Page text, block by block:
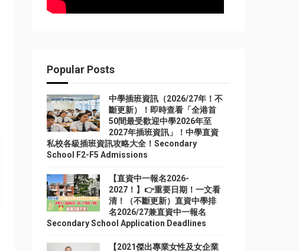
Popular Posts
中學插班資訊（2026/27年！不
斷更新）！即時查看「全港首
50間最受歡迎中學2026年至
2027年插班資訊」！中學直資
私校各級插班資訊攻略大全！Secondary
School F2-F5 Admissions
【直資中一報名2026-
2027！】👉重要日期！一文看
清！（不斷更新）直資中學排
名2026/27兼直資中一報名
Secondary School Application Deadlines
【2021傑出專業女性及女企業